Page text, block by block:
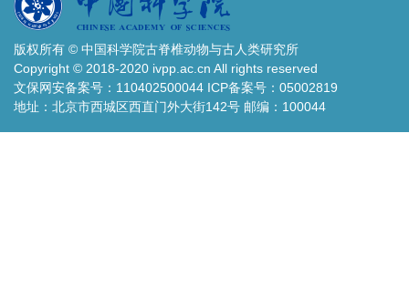
版权所有 © 中国科学院古脊椎动物与古人类研究所
Copyright © 2018-2020 ivpp.ac.cn All rights reserved
文保网安备案号：110402500044 ICP备案号：05002819
地址：北京市西城区西直门外大街142号 邮编：100044